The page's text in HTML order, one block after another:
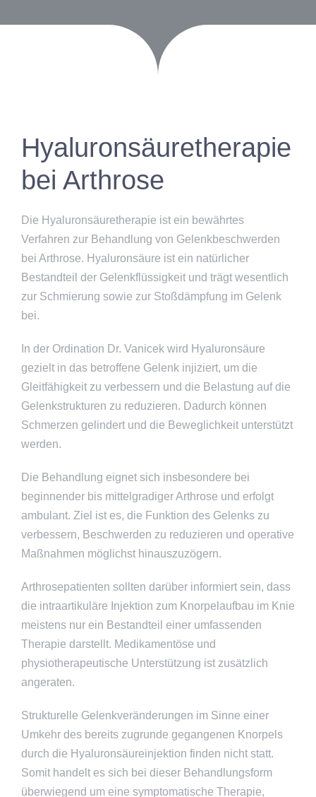
Hyaluronsäuretherapie
bei Arthrose
Die Hyaluronsäuretherapie ist ein bewährtes
Verfahren zur Behandlung von Gelenkbeschwerden
bei Arthrose. Hyaluronsäure ist ein natürlicher
Bestandteil der Gelenkflüssigkeit und trägt wesentlich
zur Schmierung sowie zur Stoßdämpfung im Gelenk
bei.
In der Ordination Dr. Vanicek wird Hyaluronsäure
gezielt in das betroffene Gelenk injiziert, um die
Gleitfähigkeit zu verbessern und die Belastung auf die
Gelenkstrukturen zu reduzieren. Dadurch können
Schmerzen gelindert und die Beweglichkeit unterstützt
werden.
Die Behandlung eignet sich insbesondere bei
beginnender bis mittelgradiger Arthrose und erfolgt
ambulant. Ziel ist es, die Funktion des Gelenks zu
verbessern, Beschwerden zu reduzieren und operative
Maßnahmen möglichst hinauszuzögern.
Arthrosepatienten sollten darüber informiert sein, dass
die intraartikuläre Injektion zum Knorpelaufbau im Knie
meistens nur ein Bestandteil einer umfassenden
Therapie darstellt. Medikamentöse und
physiotherapeutische Unterstützung ist zusätzlich
angeraten.
Strukturelle Gelenkveränderungen im Sinne einer
Umkehr des bereits zugrunde gegangenen Knorpels
durch die Hyaluronsäureinjektion finden nicht statt.
Somit handelt es sich bei dieser Behandlungsform
überwiegend um eine symptomatische Therapie,